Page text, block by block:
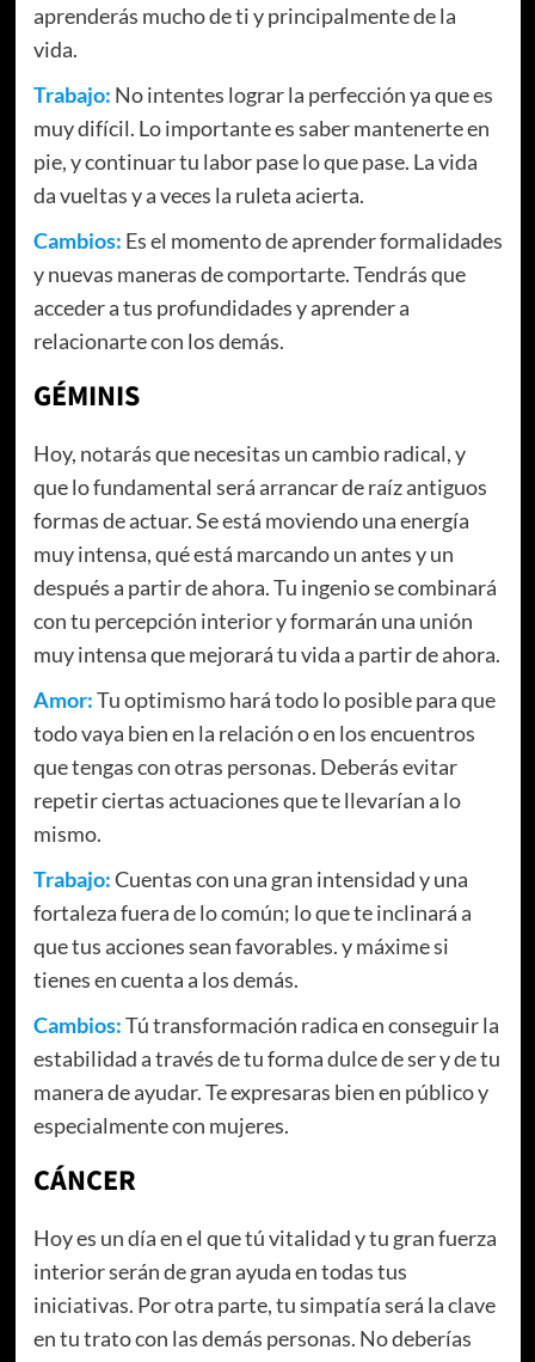
aprenderás mucho de ti y principalmente de la
vida.
Trabajo: No intentes lograr la perfección ya que es
muy difícil. Lo importante es saber mantenerte en
pie, y continuar tu labor pase lo que pase. La vida
da vueltas y a veces la ruleta acierta.
Cambios: Es el momento de aprender formalidades
y nuevas maneras de comportarte. Tendrás que
acceder a tus profundidades y aprender a
relacionarte con los demás.
GÉMINIS
Hoy, notarás que necesitas un cambio radical, y
que lo fundamental será arrancar de raíz antiguos
formas de actuar. Se está moviendo una energía
muy intensa, qué está marcando un antes y un
después a partir de ahora. Tu ingenio se combinará
con tu percepción interior y formarán una unión
muy intensa que mejorará tu vida a partir de ahora.
Amor:Tu optimismo hará todo lo posible para que
todo vaya bien en la relación o en los encuentros
que tengas con otras personas. Deberás evitar
repetir ciertas actuaciones que te llevarían a lo
mismo.
Trabajo:Cuentas con una gran intensidad y una
fortaleza fuera de lo común; lo que te inclinará a
que tus acciones sean favorables. y máxime si
tienes en cuenta a los demás.
Cambios:Tú transformación radica en conseguir la
estabilidad a través de tu forma dulce de ser y de tu
manera de ayudar. Te expresaras bien en público y
especialmente con mujeres.
CÁNCER
Hoy es un día en el que tú vitalidad y tu gran fuerza
interior serán de gran ayuda en todas tus
iniciativas. Por otra parte, tu simpatía será la clave
en tu trato con las demás personas. No deberías